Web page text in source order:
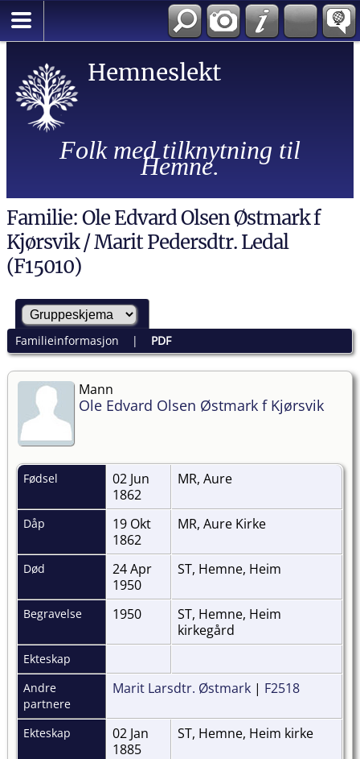
Hemneslekt
Folk med tilknytning til
Hemne.
Familie: Ole Edvard Olsen Østmark f
Kjørsvik / Marit Pedersdtr. Ledal
(F15010)
Familieinformasjon | PDF
Mann
Ole Edvard Olsen Østmark f Kjørsvik
Fødsel
02 Jun
1862
MR, Aure
Dåp
19 Okt
1862
MR, Aure Kirke
Død
24 Apr
1950
ST, Hemne, Heim
Begravelse 1950
ST, Hemne, Heim
kirkegård
Ekteskap
Andre
partnere
Marit Larsdtr. Østmark | F2518
Ekteskap
02 Jan
1885
ST, Hemne, Heim kirke